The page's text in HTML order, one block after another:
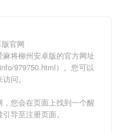
官网
将柳州安卓版的官方网址
979750.html）。您可以
问。
您会在页面上找到一个醒
导至注册页面。